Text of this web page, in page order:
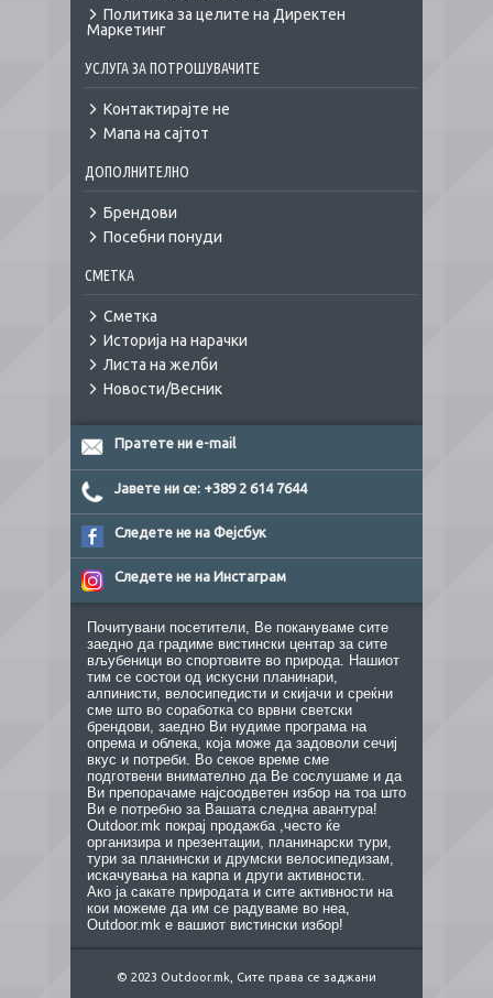
Политика за целите на Директен
Маркетинг
УСЛУГА ЗА ПОТРОШУВАЧИТЕ
Контактирајте не
Мапа на сајтот
ДОПОЛНИТЕЛНО
Брендови
Посебни понуди
СМЕТКА
Сметка
Историја на нарачки
Листа на желби
Новости/Весник
Пратете ни e-mail
Јавете ни се: +389 2 614 7644
Следете не на Фејсбук
Следете не на Инстаграм
Почитувани посетители, Ве покануваме сите
заедно да градиме вистински центар за сите
вљубеници во спортовите во природа. Нашиот
тим се состои од искусни планинари,
алпинисти, велосипедисти и скијачи и среќни
сме што во соработка со врвни светски
брендови, заедно Ви нудиме програма на
опрема и облека, која може да задоволи сечиј
вкус и потреби. Во секое време сме
подготвени внимателно да Ве сослушаме и да
Ви препорачаме најсоодветен избор на тоа што
Ви е потребно за Вашата следна авантура!
Outdoor.mk покрај продажба ,често ќе
организира и презентации, планинарски тури,
тури за планински и друмски велосипедизам,
искачувања на карпа и други активности.
Ако ја сакате природата и сите активности на
кои можеме да им се радуваме во неа,
Outdoor.mk е вашиот вистински избор!
© 2023 Outdoor.mk, Сите права се заджани